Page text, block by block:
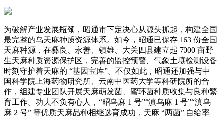
为破解产业发展瓶颈，昭通市下定决心从源头抓起，构建全国
最完整的乌天麻种质资源体系。如今，昭通已保存 163 份全国
天麻种源，在彝良、永善、镇雄、大关四县建立起 7000 亩野
生天麻种质资源保护区，完善的监控预警、气象土壤检测设备
时刻守护着天麻的 “基因宝库”。不仅如此，昭通还加强与中
国科学院上海药物研究所、云南中医药大学等科研院所的合
作，组建专业团队开展天麻萌发菌、蜜环菌种质收集与良种繁
育工作。功夫不负有心人，“昭乌麻 1 号”“滇乌麻 1 号”“滇乌
麻 2 号” 等优质天麻品种相继选育成功，天麻 “两菌” 自给率